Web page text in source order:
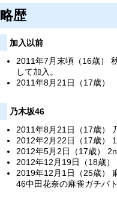
略歴
加入以前
2011年7月末頃（16歳）
して加入。
2011年8月21日（17歳）
乃木坂46
2011年8月21日（17歳）
2012年2月22日（17歳）
2012年5月2日（17歳）
2012年12月19日（18歳）
2019年12月1日（25歳）
46中田花奈の麻雀ガチバ